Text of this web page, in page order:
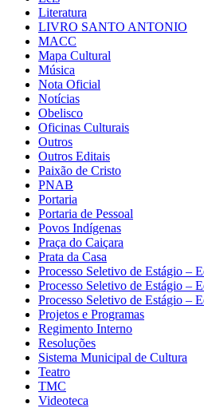
Literatura
LIVRO SANTO ANTONIO
MACC
Mapa Cultural
Música
Nota Oficial
Notícias
Obelisco
Oficinas Culturais
Outros
Outros Editais
Paixão de Cristo
PNAB
Portaria
Portaria de Pessoal
Povos Indígenas
Praça do Caiçara
Prata da Casa
Processo Seletivo de Estágio –
Processo Seletivo de Estágio –
Processo Seletivo de Estágio –
Projetos e Programas
Regimento Interno
Resoluções
Sistema Municipal de Cultura
Teatro
TMC
Videoteca